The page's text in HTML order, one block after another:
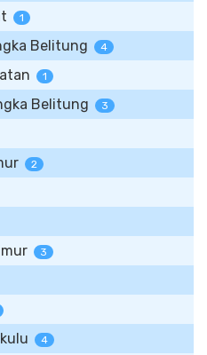
1
Belitung 4
1
Belitung 3
2
3
4